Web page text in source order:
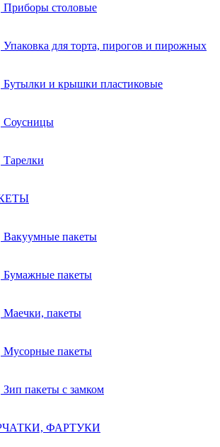
Приборы столовые
Упаковка для торта, пирогов и пирожных
Бутылки и крышки пластиковые
Соусницы
Тарелки
Вакуумные пакеты
Бумажные пакеты
Маечки, пакеты
Мусорные пакеты
Зип пакеты с замком
ФАРТУКИ